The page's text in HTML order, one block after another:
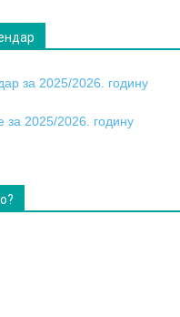
за 2025/2026. годину
за 2025/2026. годину